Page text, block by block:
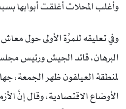
وأغلب المحلات أغلقت أبوابها
وفي تعليقه للمرَّة الأولى حول
البرهان، قائد الجيش ورئيس
لمنطقة العيلفون ظهر الجمعة،
الأوضاع الاقتصادية، وقال إنَّ